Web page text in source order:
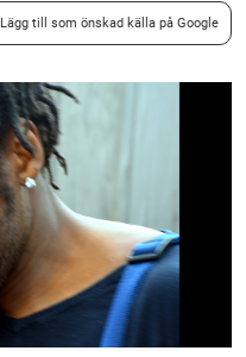
Lägg till som önskad källa på Google